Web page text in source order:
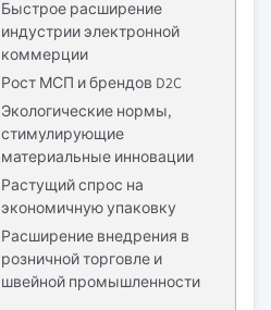
Быстрое расширение
индустрии электронной
коммерции
Рост МСП и брендов D2C
Экологические нормы,
стимулирующие
материальные инновации
Растущий спрос на
экономичную упаковку
Расширение внедрения в
розничной торговле и
швейной промышленности